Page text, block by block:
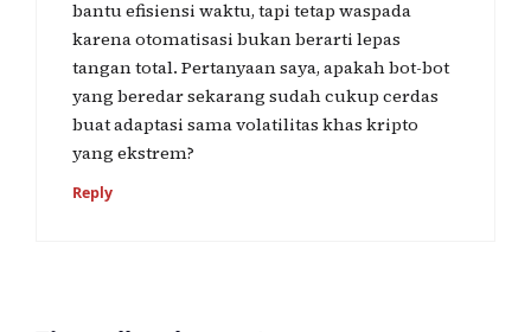
bantu efisiensi waktu, tapi tetap waspada
karena otomatisasi bukan berarti lepas
tangan total. Pertanyaan saya, apakah bot-bot
yang beredar sekarang sudah cukup cerdas
buat adaptasi sama volatilitas khas kripto
yang ekstrem?
Reply